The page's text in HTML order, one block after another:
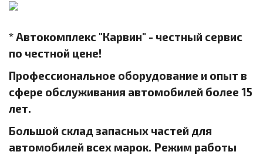
* Автокомплекс "Карвин" - честный сервис
по честной цене!
Профессиональное оборудование и опыт в
сфере обслуживания автомобилей более 15
лет.
Большой склад запасных частей для
автомобилей всех марок. Режим работы